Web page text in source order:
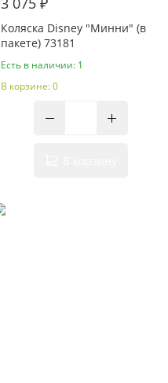
Коляска Disney "Минни" (в
пакете) 73181
Есть в наличии: 1
В корзине: 0